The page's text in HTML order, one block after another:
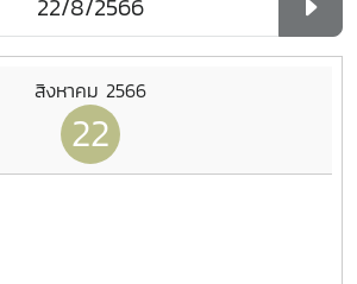
สิงหาคม 2566
22